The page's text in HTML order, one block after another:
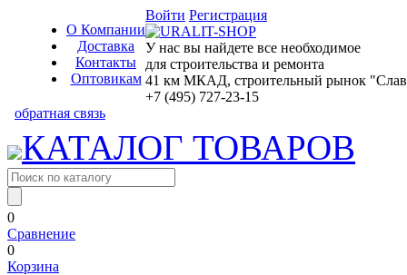
О Компании
Доставка
Контакты
Оптовикам
Войти Регистрация
У нас вы найдете все необходимое
для строительства и ремонта
41 км МКАД, строительный рынок
+7 (495) 727-23-15
обратная связь
КАТАЛОГ ТОВАРОВ
0
Сравнение
0
Корзина